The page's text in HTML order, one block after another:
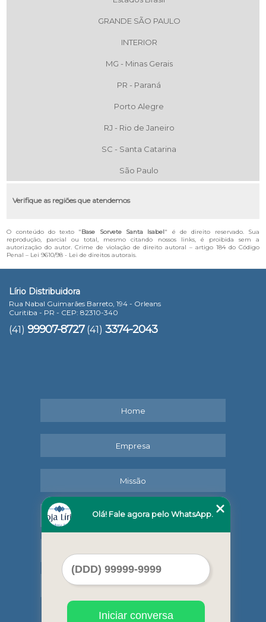
GRANDE SÃO PAULO
INTERIOR
MG - Minas Gerais
PR - Paraná
Porto Alegre
RJ - Rio de Janeiro
SC - Santa Catarina
São Paulo
Verifique as regiões que atendemos
O conteúdo do texto "Base Sorvete Santa Isabel" é de direito reservado. Sua
reprodução, parcial ou total, mesmo citando nossos links, é proibida sem a
autorização do autor. Crime de violação de direito autoral – artigo 184 do Código
Penal – Lei 9610/98 - Lei de direitos autorais.
Lírio Distribuidora
Rua Nabal Guimarães Barreto, 194 - Orleans
Curitiba - PR - CEP: 82310-340
(41) 99907-8727 (41) 3374-2043
Home
Empresa
Missão
Serviços
Mapa do site
Olá! Fale agora pelo WhatsApp.
Iniciar conversa